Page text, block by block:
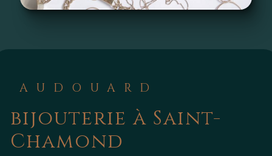
AUDOUARD
bijouterie à Saint-
Chamond